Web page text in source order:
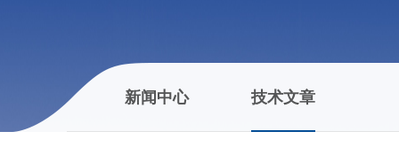
新闻中心 技术文章